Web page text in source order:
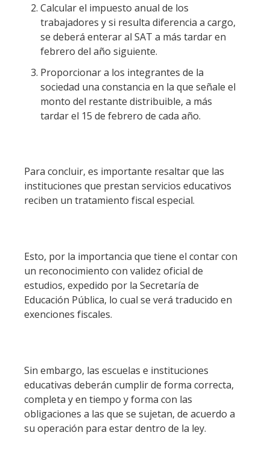
Calcular el impuesto anual de los
trabajadores y si resulta diferencia a cargo,
se deberá enterar al SAT a más tardar en
febrero del año siguiente.
Proporcionar a los integrantes de la
sociedad una constancia en la que señale el
monto del restante distribuible, a más
tardar el 15 de febrero de cada año.
Para concluir, es importante resaltar que las
instituciones que prestan servicios educativos
reciben un tratamiento fiscal especial.
Esto, por la importancia que tiene el contar con
un reconocimiento con validez oficial de
estudios, expedido por la Secretaría de
Educación Pública, lo cual se verá traducido en
exenciones fiscales.
Sin embargo, las escuelas e instituciones
educativas deberán cumplir de forma correcta,
completa y en tiempo y forma con las
obligaciones a las que se sujetan, de acuerdo a
su operación para estar dentro de la ley.